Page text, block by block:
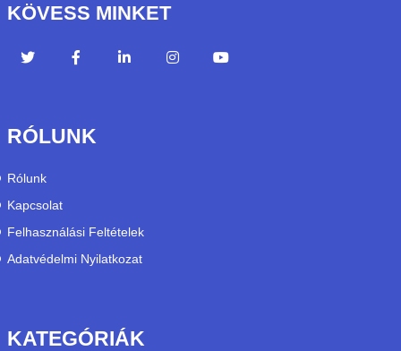
KÖVESS MINKET
RÓLUNK
Rólunk
Kapcsolat
Felhasználási Feltételek
Adatvédelmi Nyilatkozat
KATEGÓRIÁK